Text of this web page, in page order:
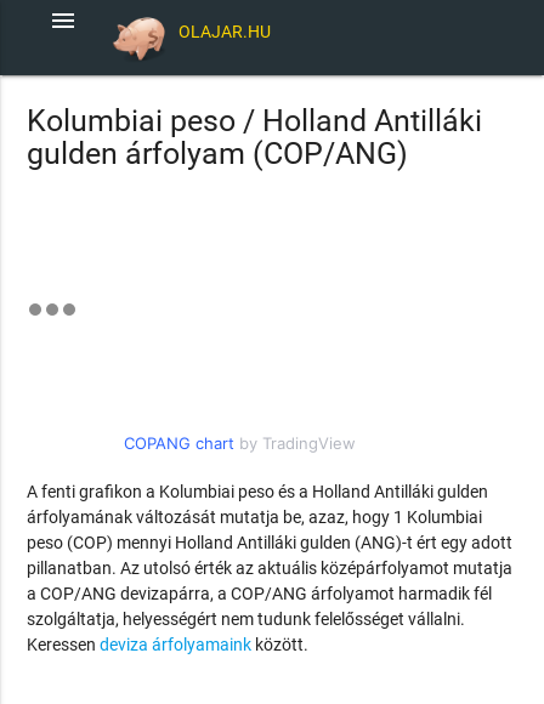
OLAJAR.HU
menu
Kolumbiai peso / Holland Antilláki
gulden árfolyam (COP/ANG)
COPANG chart by TradingView
A fenti grafikon a Kolumbiai peso és a Holland Antilláki gulden
árfolyamának változását mutatja be, azaz, hogy 1 Kolumbiai
peso (COP) mennyi Holland Antilláki gulden (ANG)-t ért egy adott
pillanatban. Az utolsó érték az aktuális középárfolyamot mutatja
a COP/ANG devizapárra, a COP/ANG árfolyamot harmadik fél
szolgáltatja, helyességért nem tudunk felelősséget vállalni.
Keressendeviza árfolyamaink között.